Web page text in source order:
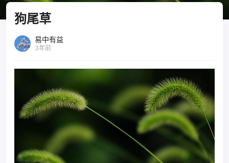
狗尾草
易中有益
3年前